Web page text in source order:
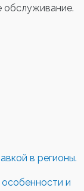
обслуживание.
в регионы.
и